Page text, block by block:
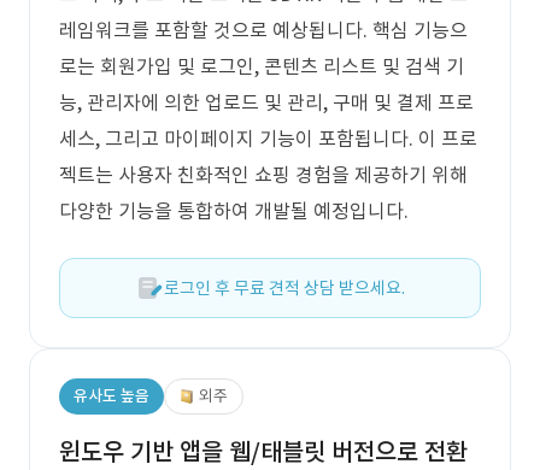
레임워크를 포함할 것으로 예상됩니다. 핵심 기능으
로는 회원가입 및 로그인, 콘텐츠 리스트 및 검색 기
능, 관리자에 의한 업로드 및 관리, 구매 및 결제 프로
세스, 그리고 마이페이지 기능이 포함됩니다. 이 프로
젝트는 사용자 친화적인 쇼핑 경험을 제공하기 위해
다양한 기능을 통합하여 개발될 예정입니다.
로그인 후 무료 견적 상담 받으세요.
유사도 높음 외주
윈도우 기반 앱을 웹/태블릿 버전으로 전환